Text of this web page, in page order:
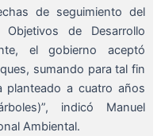
de seguimiento del
de Desarrollo
el gobierno aceptó
sumando para tal fin
planteado a cuatro años
indicó Manuel
Ambiental.